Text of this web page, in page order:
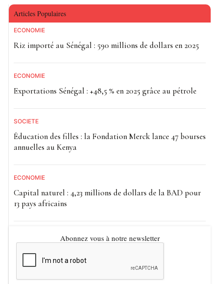
Articles Populaires
ECONOMIE
Riz importé au Sénégal : 590 millions de dollars en 2025
ECONOMIE
Exportations Sénégal : +48,5 % en 2025 grâce au pétrole
SOCIETE
Éducation des filles : la Fondation Merck lance 47 bourses
annuelles au Kenya
ECONOMIE
Capital naturel : 4,23 millions de dollars de la BAD pour
13 pays africains
Abonnez vous à notre newsletter